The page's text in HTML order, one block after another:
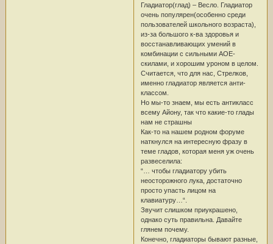
Гладиатор(глад) – Весло. Гладиатор
очень популярен(особенно среди
пользователей школьного возраста),
из-за большого к-ва здоровья и
восстанавливающих умений в
комбинации с сильными АОЕ-
скилами, и хорошим уроном в целом.
Считается, что для нас, Стрелков,
именно гладиатор является анти-
классом.
Но мы-то знаем, мы есть антикласс
всему Айону, так что какие-то глады
нам не страшны
Как-то на нашем родном форуме
наткнулся на интересную фразу в
теме гладов, которая меня уж очень
развеселила:
“… чтобы гладиатору убить
неосторожного лука, достаточно
просто упасть лицом на
клавиатуру…“.
Звучит слишком приукрашено,
однако суть правильна. Давайте
глянем почему.
Конечно, гладиаторы бывают разные,